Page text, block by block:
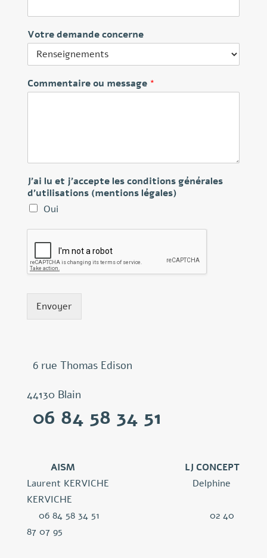
Votre demande concerne
Commentaire ou message *
J'ai lu et j'accepte les conditions générales
d'utilisations (mentions légales)
Oui
Envoyer
6 rue Thomas Edison
44130 Blain
06 84 58 34 51
AISM
LJ CONCEPT
Laurent KERVICHE Delphine
KERVICHE
06 84 58 34 51 02 40
87 07 95